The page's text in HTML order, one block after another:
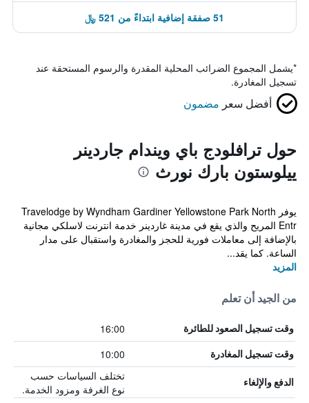
51 صفقة إضافية ابتداءً من 521 ﷼
*يشمل المجموع الضرائب المحلية المقدرة والرسوم المستحقة عند
تسجيل المغادرة.
أفضل سعر مضمون
حول ترافلودج باي ويندام جاردينر
ييلوستون بارك نورث
يوفر Travelodge by Wyndham Gardiner Yellowstone Park North
Entr المريح والذي يقع في مدينة غاردينر خدمة انترنت لاسلكي مجانية
بالإضافة إلى معاملات فورية للحجز والمغادرة واستقبال على مدار
الساعة. كما يقد...
المزيد
من الجيد أن تعلم
وقت تسجيل الصعود للطائرة 16:00
وقت تسجيل المغادرة 10:00
الدفع والإلغاء
تختلف السياسات حسب
نوع الغرفة ومزود الخدمة.